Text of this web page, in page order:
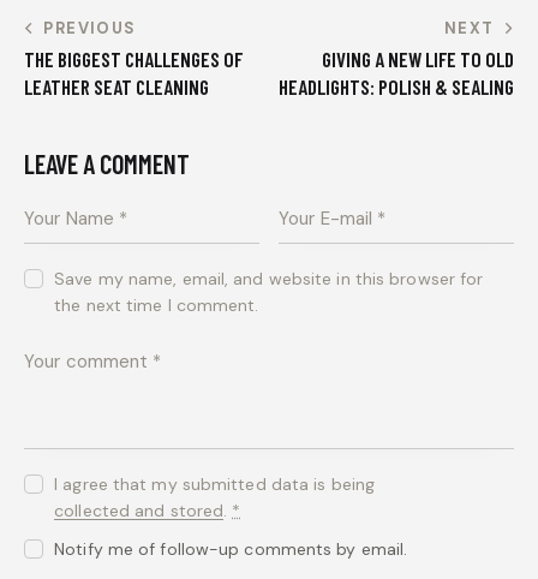
PREVIOUS
THE BIGGEST CHALLENGES OF
LEATHER SEAT CLEANING
NEXT
GIVING A NEW LIFE TO OLD
HEADLIGHTS: POLISH & SEALING
LEAVE A COMMENT
Save my name, email, and website in this browser for
the next time I comment.
I agree that my submitted data is being
collected and stored *
Notify me of follow-up comments by email.